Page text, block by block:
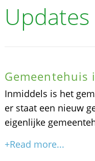
Updates
Gemeentehuis
Inmiddels is het
er staat een nieuw
eigenlijke
+Read more...